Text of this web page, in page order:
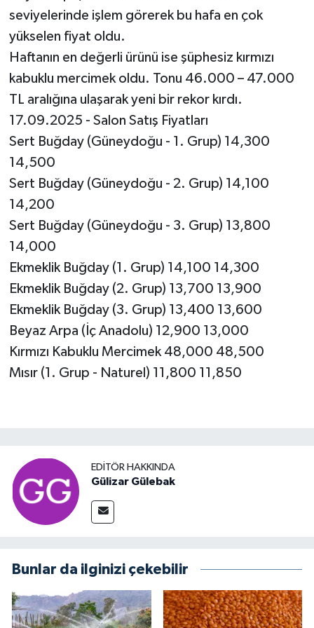
seviyelerinde işlem görerek bu hafa en çok
yükselen fiyat oldu.
Haftanın en değerli ürünü ise şüphesiz kırmızı
kabuklu mercimek oldu. Tonu 46.000 – 47.000
TL aralığına ulaşarak yeni bir rekor kırdı.
17.09.2025 - Salon Satış Fiyatları
Sert Buğday (Güneydoğu - 1. Grup) 14,300
14,500
Sert Buğday (Güneydoğu - 2. Grup) 14,100
14,200
Sert Buğday (Güneydoğu - 3. Grup) 13,800
14,000
Ekmeklik Buğday (1. Grup) 14,100 14,300
Ekmeklik Buğday (2. Grup) 13,700 13,900
Ekmeklik Buğday (3. Grup) 13,400 13,600
Beyaz Arpa (İç Anadolu) 12,900 13,000
Kırmızı Kabuklu Mercimek 48,000 48,500
Mısır (1. Grup - Naturel) 11,800 11,850
EDITÖR HAKKINDA
Gülizar Gülebak
Bunlar da ilginizi çekebilir